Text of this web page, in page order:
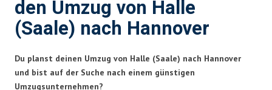
den Umzug von Halle
(Saale) nach Hannover
Du planst deinen Umzug von Halle (Saale) nach Hannover
und bist auf der Suche nach einem günstigen
Umzugsunternehmen?